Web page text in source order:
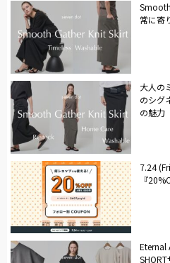
常に寄
大人の
のシグ
の魅力
7.24
『
Eternal